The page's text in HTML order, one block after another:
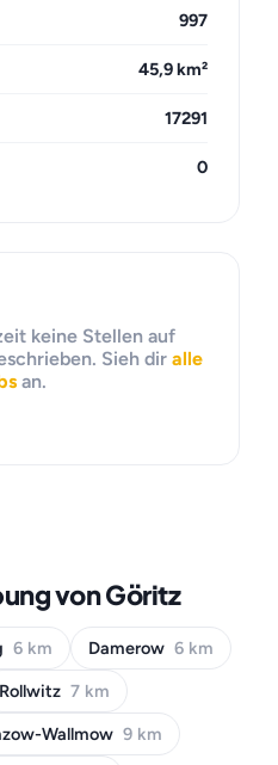
997
45,9 km²
17291
0
keine Stellen auf
Sieh dir alle
an.
von Göritz
6 km Damerow 6 km
Rollwitz 7 km
Wallmow 9 km